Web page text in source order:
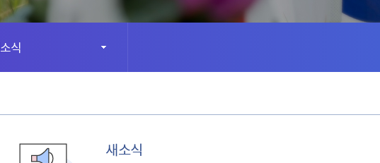
식
새소식